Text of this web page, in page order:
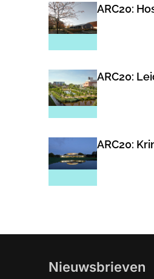
ARC20:
ARC20:
ARC20:
Nieuwsbrieven